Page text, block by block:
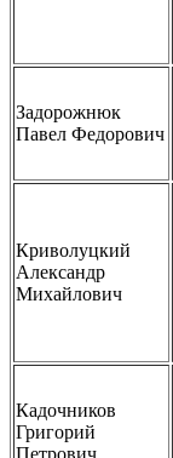
Задорожнюк
Павел Федорович
Криволуцкий
Александр
Михайлович
Кадочников
Григорий
Петрович